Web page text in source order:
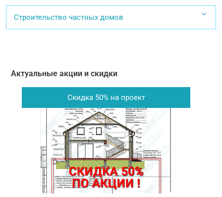
Строительство частных домов
Актуальные акции и скидки
Скидка 50% на проект